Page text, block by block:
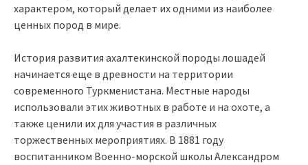
характером, который делает их одними из наиболее
ценных пород в мире.
История развития ахалтекинской породы лошадей
начинается еще в древности на территории
современного Туркменистана. Местные народы
использовали этих животных в работе и на охоте, а
также ценили их для участия в различных
торжественных мероприятиях. В 1881 году
воспитанником Военно-морской школы Александром